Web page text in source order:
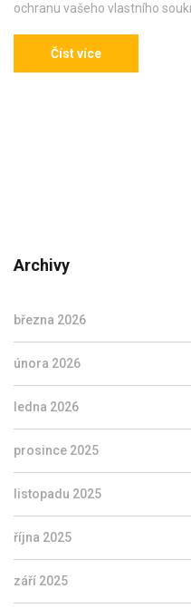
ochranu vašeho vlastního
Číst více
Archivy
března 2026
února 2026
ledna 2026
prosince 2025
listopadu 2025
října 2025
září 2025